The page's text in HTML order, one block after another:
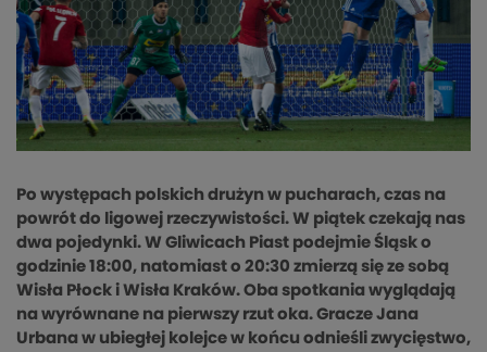
Po występach polskich drużyn w pucharach, czas na
powrót do ligowej rzeczywistości. W piątek czekają nas
dwa pojedynki. W Gliwicach Piast podejmie Śląsk o
godzinie 18:00, natomiast o 20:30 zmierzą się ze sobą
Wisła Płock i Wisła Kraków. Oba spotkania wyglądają
na wyrównane na pierwszy rzut oka. Gracze Jana
Urbana w ubiegłej kolejce w końcu odnieśli zwycięstwo,